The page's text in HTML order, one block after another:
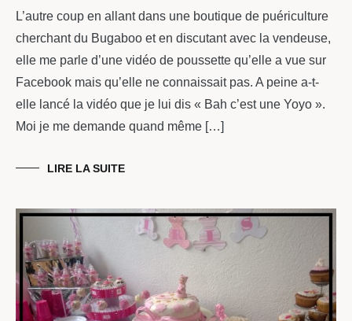
L’autre coup en allant dans une boutique de puériculture
cherchant du Bugaboo et en discutant avec la vendeuse,
elle me parle d’une vidéo de poussette qu’elle a vue sur
Facebook mais qu’elle ne connaissait pas. A peine a-t-
elle lancé la vidéo que je lui dis « Bah c’est une Yoyo ».
Moi je me demande quand même […]
LIRE LA SUITE